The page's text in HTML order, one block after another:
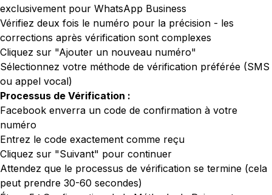
exclusivement pour WhatsApp Business
Vérifiez deux fois le numéro pour la précision - les
corrections après vérification sont complexes
Cliquez sur "Ajouter un nouveau numéro"
Sélectionnez votre méthode de vérification préférée (SMS
ou appel vocal)
Processus de Vérification :
Facebook enverra un code de confirmation à votre
numéro
Entrez le code exactement comme reçu
Cliquez sur "Suivant" pour continuer
Attendez que le processus de vérification se termine (cela
peut prendre 30-60 secondes)